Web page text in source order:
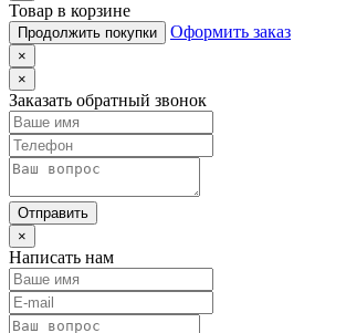
Товар в корзине
Продолжить покупки Оформить заказ
×
×
Заказать обратный звонок
Отправить
×
Написать нам